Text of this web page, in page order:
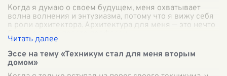
Когда я думаю о своем будущем, меня охватывает
волна волнения и энтузиазма, потому что я вижу себя
в роли архитектора. Архитектура для меня — это нечто
большее, чем просто професси
Эссе на тему «Техникум стал для меня вторым
домом»